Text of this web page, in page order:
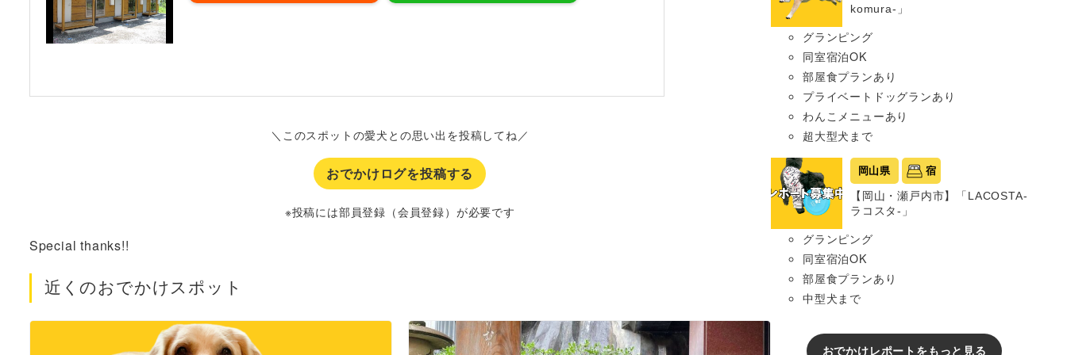
＼このスポットの愛犬との思い出を投稿してね／
おでかけログを投稿する
※投稿には部員登録（会員登録）が必要です
Special thanks!!
近くのおでかけスポット
komura-」
グランピング
同室宿泊OK
部屋食プランあり
プライベートドッグランあり
わんこメニューあり
超大型犬まで
岡山県 宿
【岡山・瀬戸内市】「LACOSTA-
ラコスタ-」
グランピング
同室宿泊OK
部屋食プランあり
中型犬まで
おでかけレポートをもっと見る